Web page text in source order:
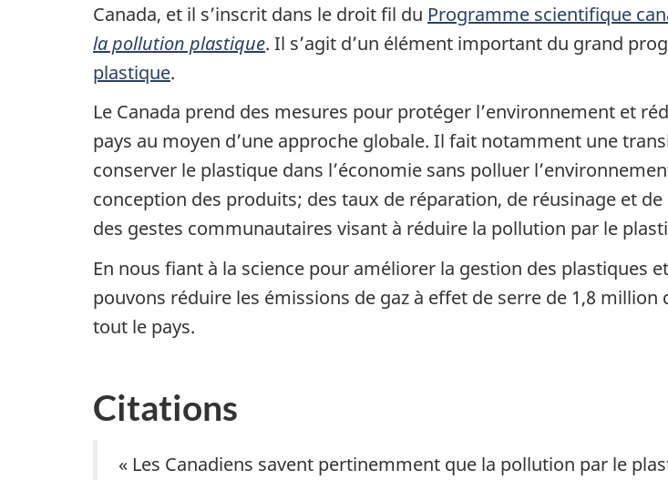
Canada, et il s’inscrit dans le droit fil du Programme scientifique
la pollution plastique. Il s’agit d’un élément important du grand
plastique.
Le Canada prend des mesures pour protéger l’environnement et
pays au moyen d’une approche globale. Il fait notamment une
conserver le plastique dans l’économie sans polluer
conception des produits; des taux de réparation, de réusinage et
des gestes communautaires visant à réduire la pollution par le
En nous fiant à la science pour améliorer la gestion des plastiques
pouvons réduire les émissions de gaz à effet de serre de 1,8
tout le pays.
Citations
« Les Canadiens savent pertinemment que la pollution par le